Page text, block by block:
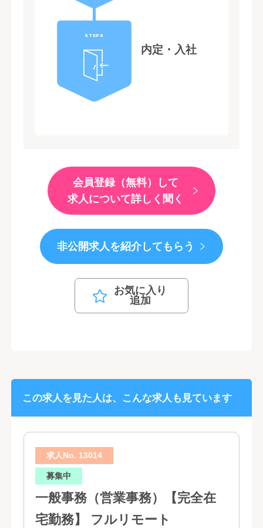
STEP6
内定・入社
会員登録（無料）して
求人について詳しく聞く
非公開求人を紹介してもらう
お気に入り
追加
この求人を見た人は、こんな求人も見ています
求人No. 13014
募集中
一般事務（営業事務）【完全在
宅勤務】 フルリモート